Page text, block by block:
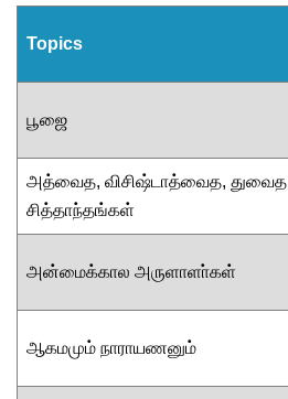
Topics
பூஜை
அத்வைத, விசிஷ்டாத்வைத, துவைத
சித்தாந்தங்கள்
அன்மைக்கால அருளாளா்கள்
ஆகமமும் நாராயணனும்